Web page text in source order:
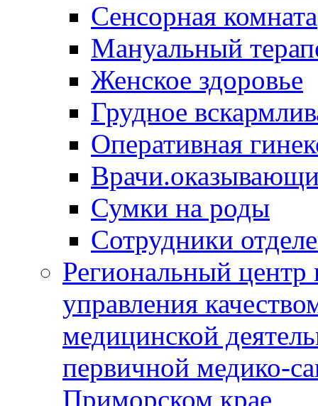
Сенсорная комната
Мануальный
Женское здоровье
Грудное
Оперативная
Сумки на роды
Сотрудники
Региональный центр
управления
медицинской
первичной медико-
Приморском крае